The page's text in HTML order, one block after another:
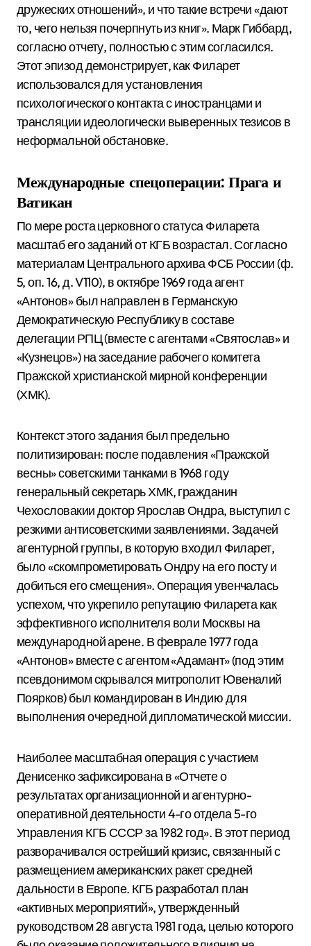
дружеских отношений», и что такие встречи «дают
то, чего нельзя почерпнуть из книг». Марк Гиббард,
согласно отчету, полностью с этим согласился.
Этот эпизод демонстрирует, как Филарет
использовался для установления
психологического контакта с иностранцами и
трансляции идеологически выверенных тезисов в
неформальной обстановке.
Международные спецоперации: Прага и
Ватикан
По мере роста церковного статуса Филарета
масштаб его заданий от КГБ возрастал. Согласно
материалам Центрального архива ФСБ России (ф.
5, оп. 16, д. V110), в октябре 1969 года агент
«Антонов» был направлен в Германскую
Демократическую Республику в составе
делегации РПЦ (вместе с агентами «Святослав» и
«Кузнецов») на заседание рабочего комитета
Пражской христианской мирной конференции
(ХМК).
Контекст этого задания был предельно
политизирован: после подавления «Пражской
весны» советскими танками в 1968 году
генеральный секретарь ХМК, гражданин
Чехословакии доктор Ярослав Ондра, выступил с
резкими антисоветскими заявлениями. Задачей
агентурной группы, в которую входил Филарет,
было «скомпрометировать Ондру на его посту и
добиться его смещения».Операция увенчалась
успехом, что укрепило репутацию Филарета как
эффективного исполнителя воли Москвы на
международной арене. В феврале 1977 года
«Антонов» вместе с агентом «Адамант» (под этим
псевдонимом скрывался митрополит Ювеналий
Поярков) был командирован в Индию для
выполнения очередной дипломатической миссии.
Наиболее масштабная операция с участием
Денисенко зафиксирована в «Отчете о
результатах организационной и агентурно-
оперативной деятельности 4-го отдела 5-го
Управления КГБ СССР за 1982 год». В этот период
разворачивался острейший кризис, связанный с
размещением американских ракет средней
дальности в Европе. КГБ разработал план
«активных мероприятий», утвержденный
руководством 28 августа 1981 года, целью которого